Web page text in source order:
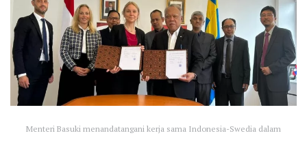
Menteri Basuki menandatangani kerja sama Indonesia-Swedia dalam